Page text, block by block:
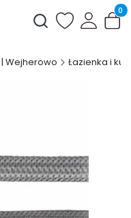
Otwórz
| Wejherowo Łazienka i